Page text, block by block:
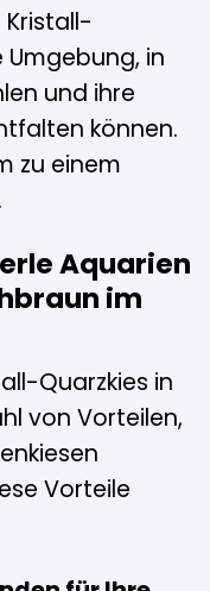
Umgebung, in
und ihre
können.
zu einem
Aquarien
im
Quarzkies in
von Vorteilen,
Vorteile